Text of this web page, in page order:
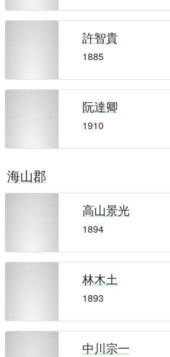
許智貴
1885
阮達卿
1910
海山郡
高山景光
1894
林木土
1893
中川宗一